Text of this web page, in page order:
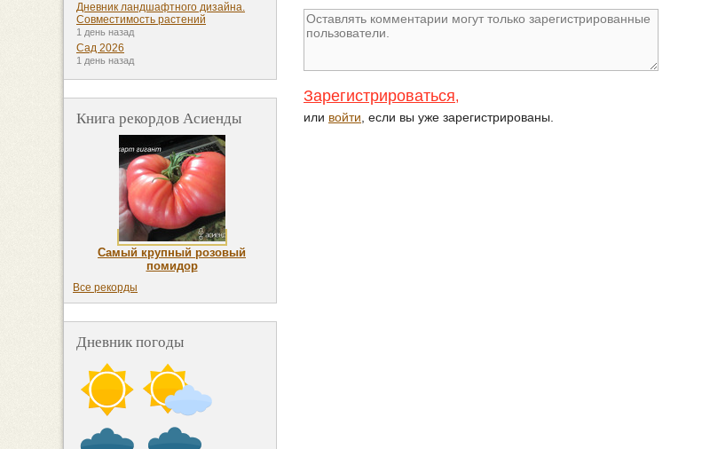
Зарегистрироваться,
или войти , если вы уже зарегистрированы.
Дневник ландшафтного дизайна.
Совместимость растений
1 день назад
Сад 2026
1 день назад
Книга рекордов Асиенды
Самый крупный розовый
помидор
Все рекорды
Дневник погоды